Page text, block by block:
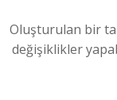
Oluşturulan bir
değişiklikler